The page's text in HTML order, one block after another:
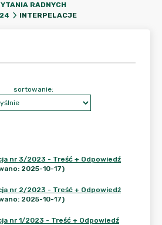
RADNYCH
INTERPELACJE
sortowanie:
nr 3/2023 - Treść + Odpowiedź
2025-10-17)
nr 2/2023 - Treść + Odpowiedź
2025-10-17)
nr 1/2023 - Treść + Odpowiedź